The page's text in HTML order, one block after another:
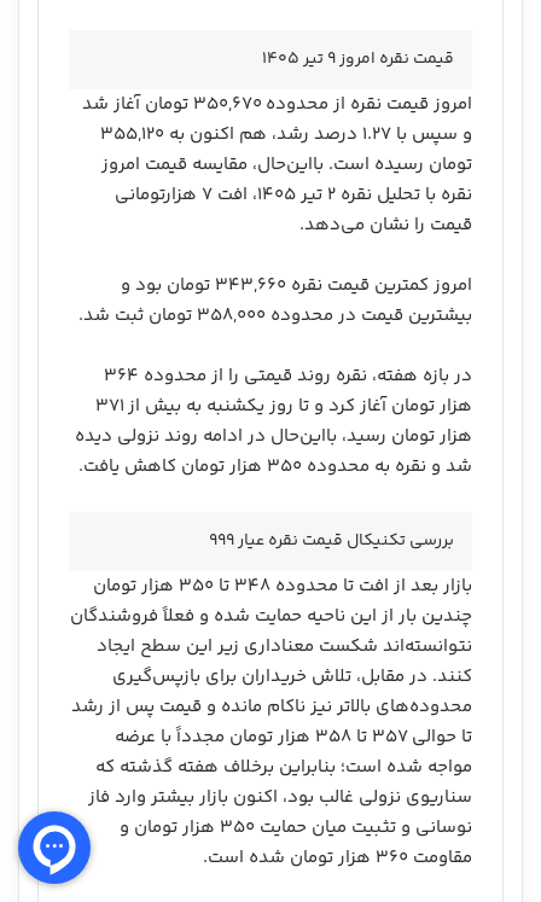
قیمت نقره امروز ۹ تیر ۱۴۰۵
امروز قیمت نقره از محدوده ۳۵۰,۶۷۰ تومان آغاز شد
و سپس با ۱.۲۷ درصد رشد، هم اکنون به ۳۵۵,۱۲۰
تومان رسیده است. بااین‌حال، مقایسه قیمت امروز
نقره با تحلیل نقره ۲ تیر ۱۴۰۵، افت ۷ هزارتومانی
قیمت را نشان می‌دهد.
امروز کمترین قیمت نقره ۳۴۳,۶۶۰ تومان بود و
بیشترین قیمت در محدوده ۳۵۸,۰۰۰ تومان ثبت شد.
در بازه هفته، نقره روند قیمتی را از محدوده ۳۶۴
هزار تومان آغاز کرد و تا روز یکشنبه به بیش از ۳۷۱
هزار تومان رسید، بااین‌حال در ادامه روند نزولی دیده
شد و نقره به محدوده ۳۵۰ هزار تومان کاهش یافت.
بررسی تکنیکال قیمت نقره عیار ۹۹۹
بازار بعد از افت تا محدوده ۳۴۸ تا ۳۵۰ هزار تومان
چندین بار از این ناحیه حمایت شده و فعلاً فروشندگان
نتوانسته‌اند شکست معناداری زیر این سطح ایجاد
کنند. در مقابل، تلاش خریداران برای بازپس‌گیری
محدوده‌های بالاتر نیز ناکام مانده و قیمت پس از رشد
تا حوالی ۳۵۷ تا ۳۵۸ هزار تومان مجدداً با عرضه
مواجه شده است؛ بنابراین برخلاف هفته گذشته که
سناریوی نزولی غالب بود، اکنون بازار بیشتر وارد فاز
نوسانی و تثبیت میان حمایت ۳۵۰ هزار تومان و
مقاومت ۳۶۰ هزار تومان شده است.